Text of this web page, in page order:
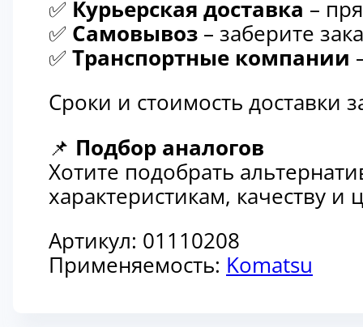
✅ Курьерская доставка –
✅ Самовывоз – заберите
✅ Транспортные компании
Сроки и стоимость доставки
📌 Подбор аналогов
Хотите подобрать
характеристикам, качеству
Артикул: 01110208
Применяемость: Komatsu